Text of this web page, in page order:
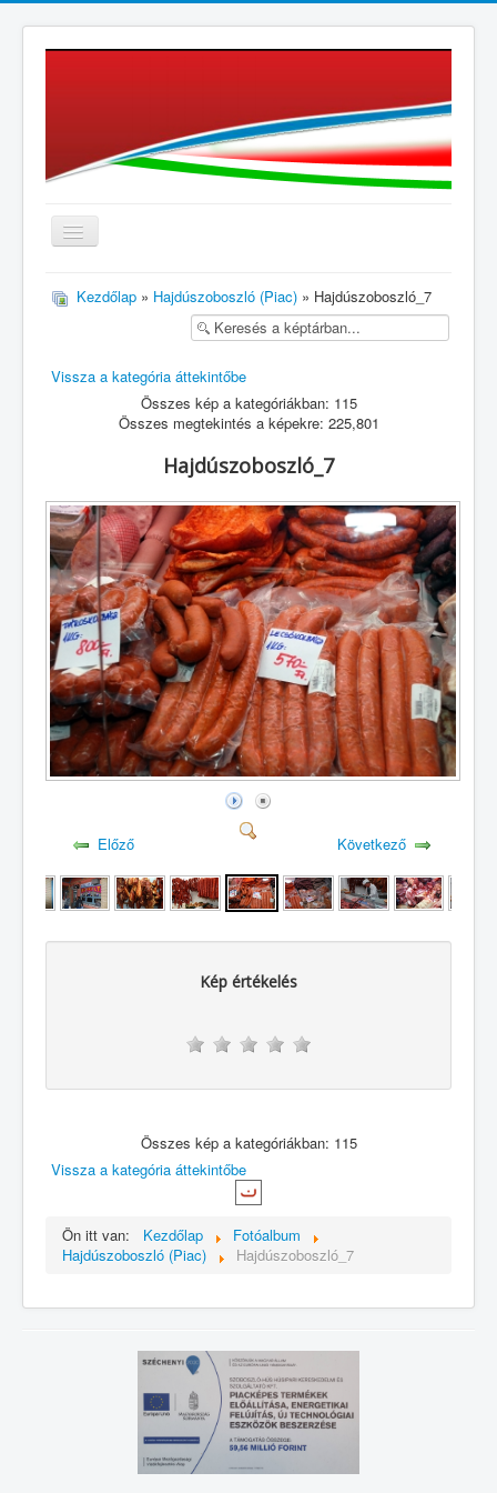
≡
Kezdőlap » Hajdúszoboszló (Piac) » Hajdúszoboszló_7
Vissza a kategória áttekintőbe
Összes kép a kategóriákban: 115
Összes megtekintés a képekre: 225,801
Hajdúszoboszló_7
Előző Következő
Kép értékelés
Összes kép a kategóriákban: 115
Vissza a kategória áttekintőbe
Ön itt van: Kezdőlap
Fotóalbum
Hajdúszoboszló (Piac)
Hajdúszoboszló_7